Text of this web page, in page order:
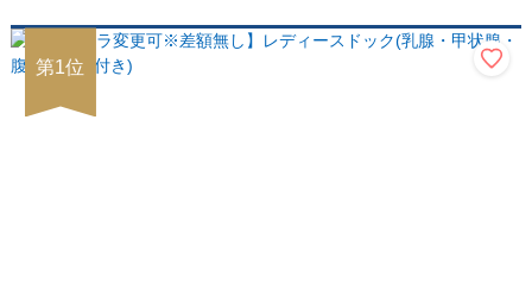
第1位